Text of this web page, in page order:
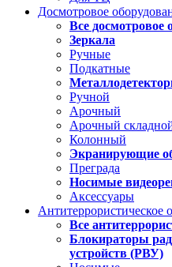
Досмотровое
Все досмотровое
Зеркала
Ручные
Подкатные
Ручной
Арочный
Арочный
Колонный
Экранирующие
Преграда
Носимые
Аксессуары
Антитеррористическое
Все
Блокираторы
устройств (РВУ)